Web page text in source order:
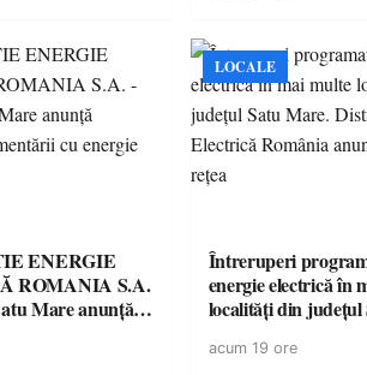
ENERGIE
ROMANIA S.A.
Mare anunţă
LOCALE
Întreruperi
energie electrică în
localități din
România anunță
acum 19 ore